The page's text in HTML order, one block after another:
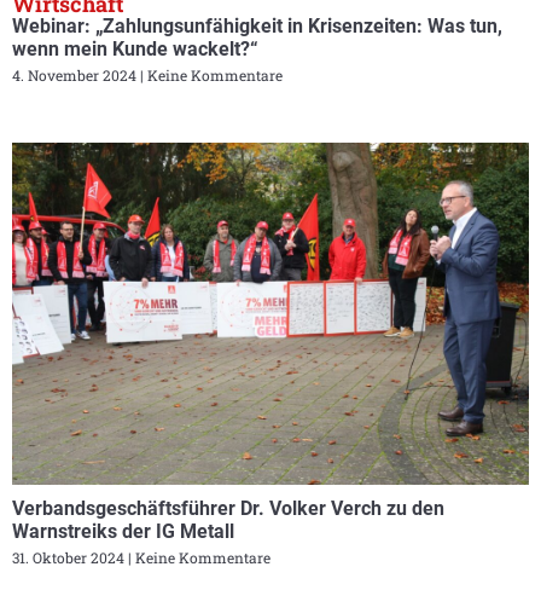
Webinar: „Zahlungsunfähigkeit in Krisenzeiten: Was tun,
wenn mein Kunde wackelt?“
4. November 2024 Keine Kommentare
Verbandsgeschäftsführer Dr. Volker Verch zu den
Warnstreiks der IG Metall
31. Oktober 2024 Keine Kommentare